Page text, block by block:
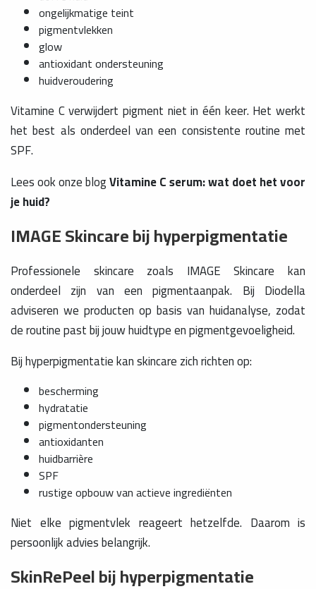
ongelijkmatige teint
pigmentvlekken
glow
antioxidant ondersteuning
huidveroudering
Vitamine C verwijdert pigment niet in één keer. Het werkt
het best als onderdeel van een consistente routine met
SPF.
Lees ook onze blogVitamine C serum: wat doet het voor
je huid?
IMAGE Skincare bij hyperpigmentatie
Professionele skincare zoals IMAGE Skincare kan
onderdeel zijn van een pigmentaanpak. Bij Diodella
adviseren we producten op basis van huidanalyse, zodat
de routine past bij jouw huidtype en pigmentgevoeligheid.
Bij hyperpigmentatie kan skincare zich richten op:
bescherming
hydratatie
pigmentondersteuning
antioxidanten
huidbarrière
SPF
rustige opbouw van actieve ingrediënten
Niet elke pigmentvlek reageert hetzelfde. Daarom is
persoonlijk advies belangrijk.
SkinRePeel bij hyperpigmentatie